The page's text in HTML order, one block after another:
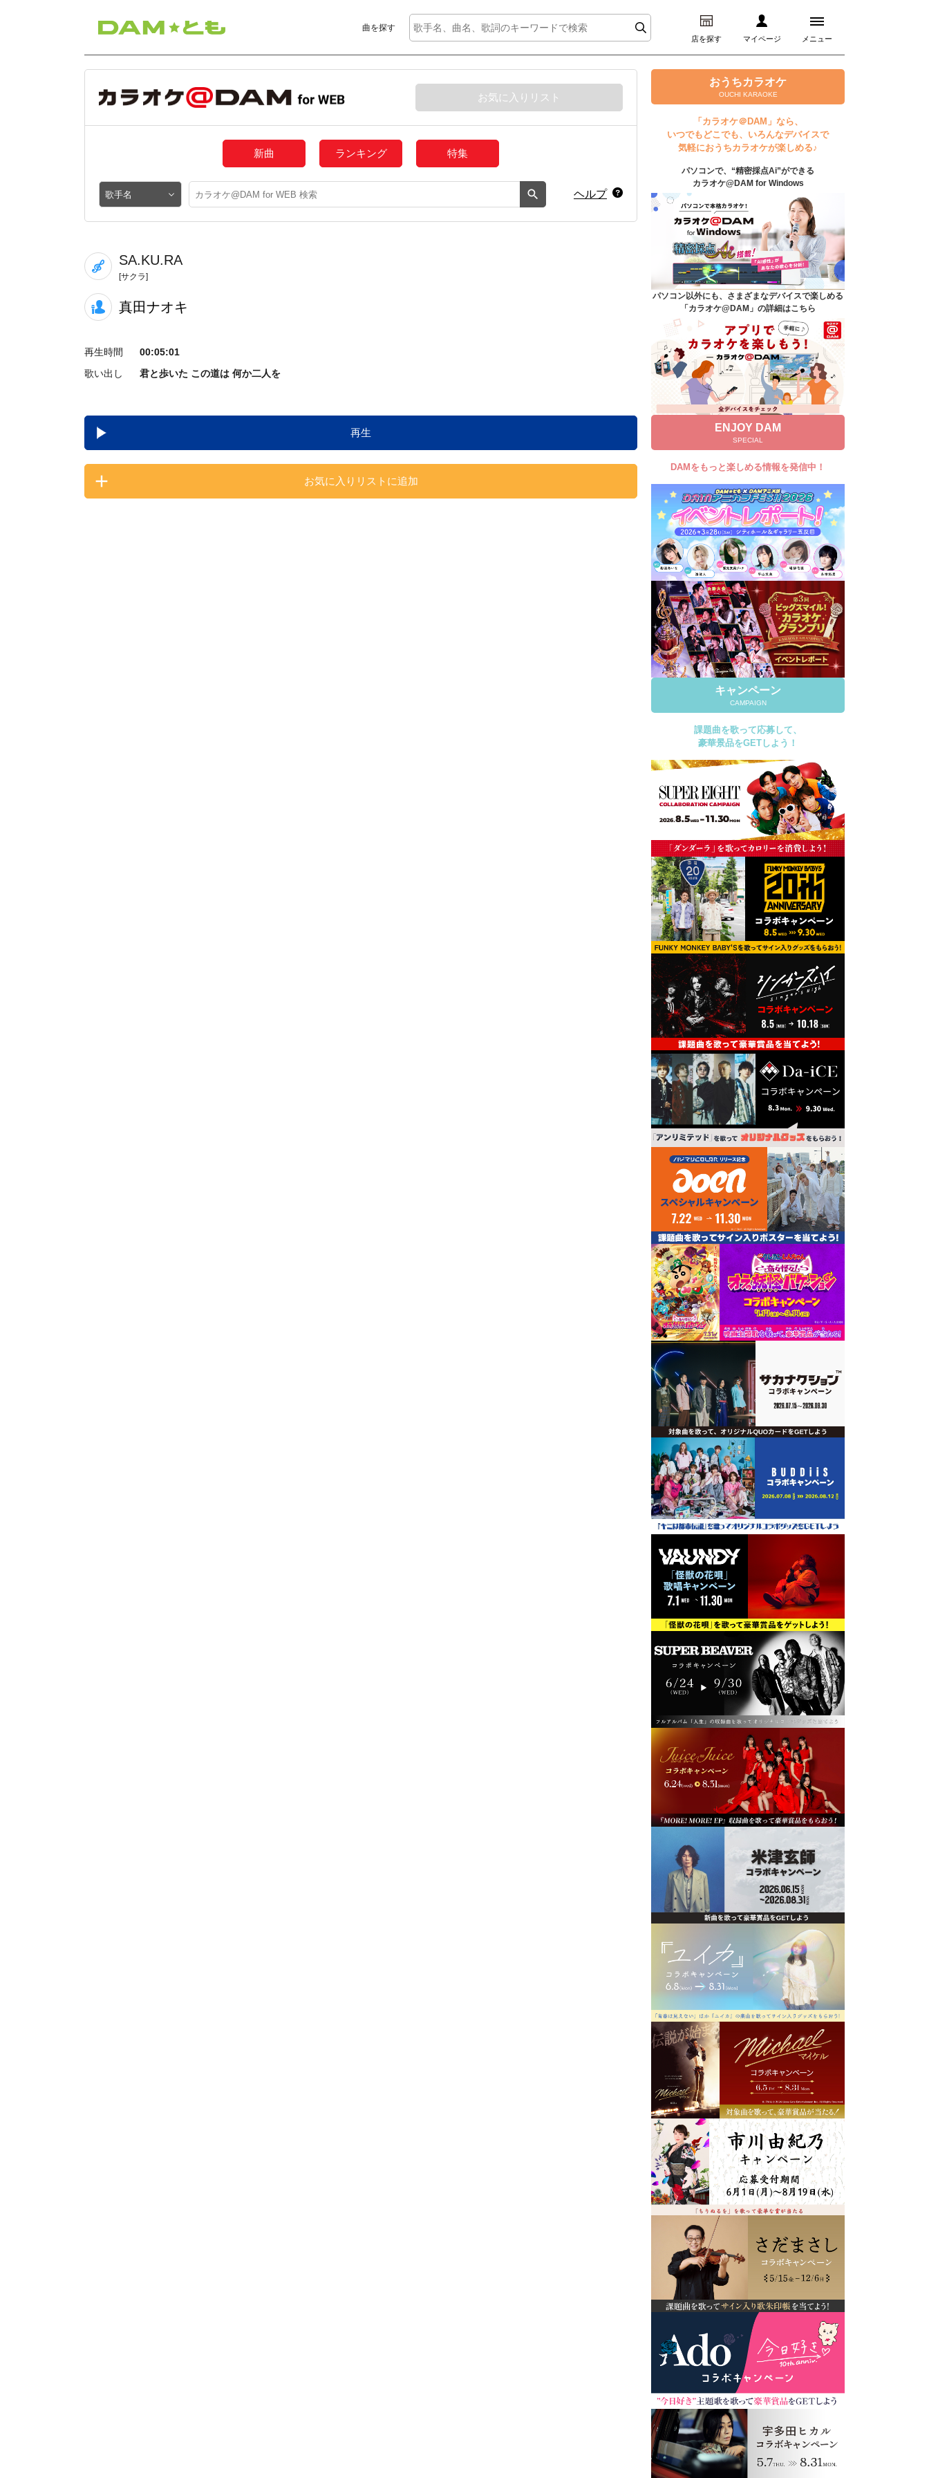
曲を探す
店を探す マイページ メニュー
ログイン
マイページ
プレミアムサービス
DAM★とも動画
DAM★とも録音
カラオケ＠DAM
ユーザー検索
キャンペーン
よくあるご質問
DAMの新曲・ランキングなど
カラオケ最新情報をチェック！
自宅でカラオケ歌い放題！
家族や友達と一緒に！練習にも！
お気に入りリスト
新曲 ランキング 特集
ヘルプ
SA.KU.RA
[サクラ]
真田ナオキ
再生時間
00:05:01
歌い出し
君と歩いた この道は 何か二人を
再生
お気に入りリストに追加
おうちカラオケ
OUCHI KARAOKE
「カラオケ＠DAM」なら、
いつでもどこでも、いろんなデバイスで
気軽におうちカラオケが楽しめる♪
パソコンで、“精密採点Ai”ができる
カラオケ@DAM for Windows
パソコン以外にも、さまざまなデバイスで楽しめる
「カラオケ@DAM」の詳細はこちら
ENJOY DAM
SPECIAL
DAMをもっと楽しめる情報を発信中！
キャンペーン
CAMPAIGN
課題曲を歌って応募して、
豪華景品をGETしよう！